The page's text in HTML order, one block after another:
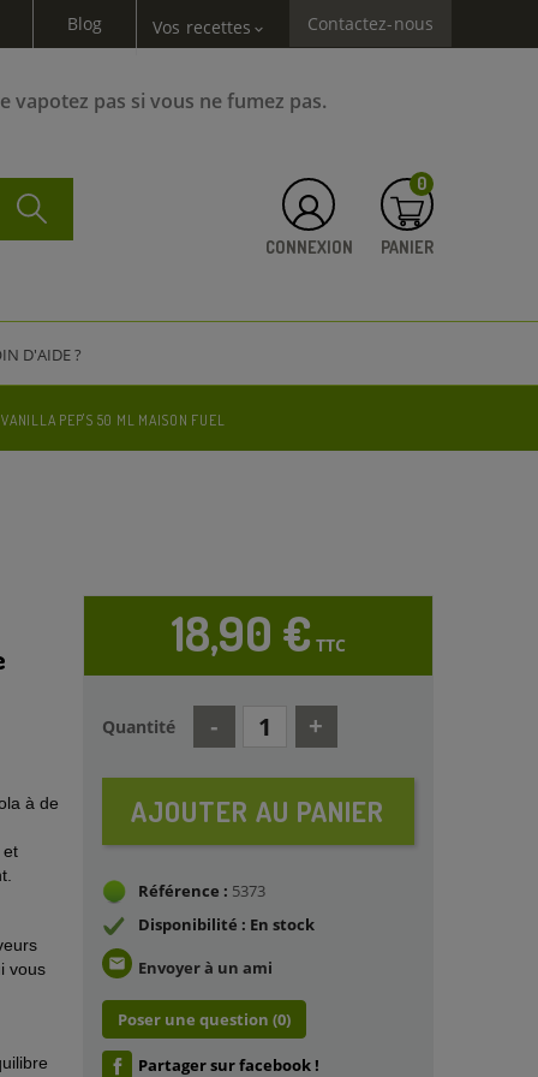
Blog Vos recettes expand_more Contactez-nous
vapotez pas si vous ne fumez pas.
CONNEXION PANIER
0
D'AIDE ?
PEP'S 50 ML MAISON FUEL
à de
et
vous
18,90 € TTC
Quantité
AJOUTER AU PANIER
Référence : 5373
Disponibilité : En stock
email Envoyer à un ami
Poser une question (0)
Partager sur facebook !